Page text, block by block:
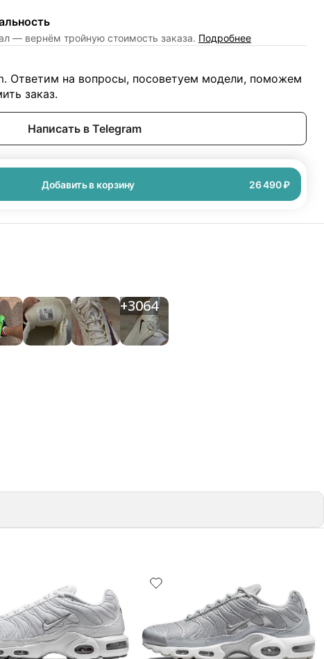
— вернём тройную стоимость заказа. Подробнее
Ответим на вопросы, посоветуем модели, поможем
заказ.
Написать в Telegram
Добавить в корзину 26 490 ₽
+3064